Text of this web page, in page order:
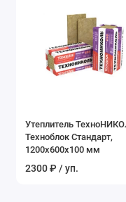
Утеплитель
Техноблок Стандарт,
1200х600х100 мм
2300 ₽ / уп.